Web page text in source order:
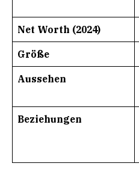
Net Worth (2024)
Größe
Aussehen
Beziehungen